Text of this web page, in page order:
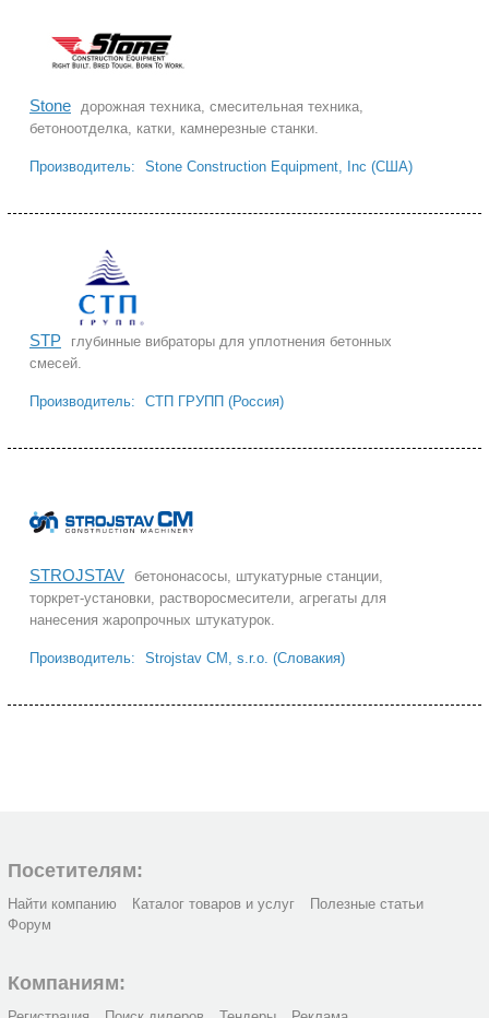
Stone дорожная техника, смесительная техника,
бетоноотделка, катки, камнерезные станки.
Производитель: Stone Construction Equipment, Inc (США)
STP
глубинные вибраторы для уплотнения бетонных
смесей.
Производитель: СТП ГРУПП (Россия)
STROJSTAV бетононасосы, штукатурные станции,
торкрет-установки, растворосмесители, агрегаты для
нанесения жаропрочных штукатурок.
Производитель: Strojstav CM, s.r.o. (Словакия)
Посетителям:
Найти компанию Каталог товаров и услуг
Полезные статьи
Форум
Компаниям: